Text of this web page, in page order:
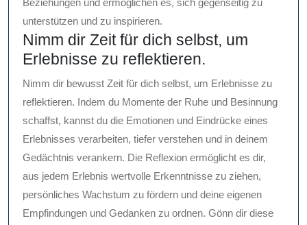
Beziehungen und ermöglichen es, sich gegenseitig zu
unterstützen und zu inspirieren.
Nimm dir Zeit für dich selbst, um
Erlebnisse zu reflektieren.
Nimm dir bewusst Zeit für dich selbst, um Erlebnisse zu
reflektieren. Indem du Momente der Ruhe und Besinnung
schaffst, kannst du die Emotionen und Eindrücke eines
Erlebnisses verarbeiten, tiefer verstehen und in deinem
Gedächtnis verankern. Die Reflexion ermöglicht es dir,
aus jedem Erlebnis wertvolle Erkenntnisse zu ziehen,
persönliches Wachstum zu fördern und deine eigenen
Empfindungen und Gedanken zu ordnen. Gönn dir diese